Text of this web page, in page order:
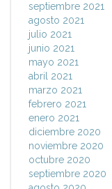
septiembre 2021
agosto 2021
julio 2021
junio 2021
mayo 2021
abril 2021
marzo 2021
febrero 2021
enero 2021
diciembre 2020
noviembre 2020
octubre 2020
septiembre 2020